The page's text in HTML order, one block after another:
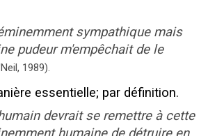
sympathique mais
pudeur m'empêchait de le
1989).
essentielle; par définition.
devrait se remettre à cette
humaine de détruire en